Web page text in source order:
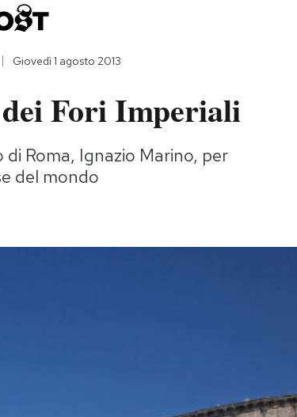
Giovedì 1 agosto 2013
Fori Imperiali
Roma, Ignazio Marino, per
del mondo